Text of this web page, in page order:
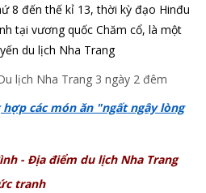
8 đến thế kỉ 13,thời kỳ đạo Hinđu
tại vương quốc Chăm cổ, là một
du lịch Nha Trang
hợp các món ăn "ngất ngây lòng
- Địa điểm du lịch Nha Trang
tranh